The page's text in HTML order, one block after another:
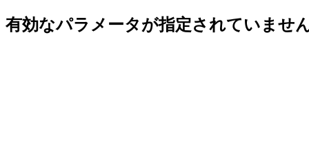
有効なパラメータが指定されていませ